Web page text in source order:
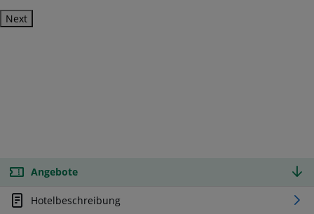
Next
Angebote
Hotelbeschreibung